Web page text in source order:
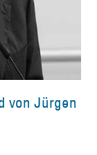
von Jürgen